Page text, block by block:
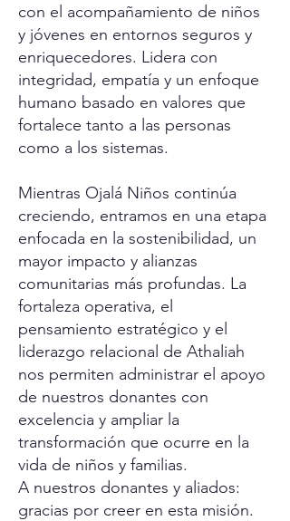
con el acompañamiento de niños
y jóvenes en entornos seguros y
enriquecedores. Lidera con
integridad, empatía y un enfoque
humano basado en valores que
fortalece tanto a las personas
como a los sistemas.
Mientras Ojalá Niños continúa
creciendo, entramos en una etapa
enfocada en la sostenibilidad, un
mayor impacto y alianzas
comunitarias más profundas. La
fortaleza operativa, el
pensamiento estratégico y el
liderazgo relacional de Athaliah
nos permiten administrar el apoyo
de nuestros donantes con
excelencia y ampliar la
transformación que ocurre en la
vida de niños y familias.
A nuestros donantes y aliados:
gracias por creer en esta misión.